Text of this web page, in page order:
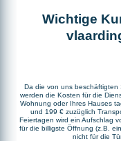
Wichtige
Da die von uns beschäftigten
werden die Kosten für die
Wohnung oder Ihres Hauses
und 199 € zuzüglich
Feiertagen wird ein Aufschlag
für die billigste Öffnung (z.B.
nicht für die